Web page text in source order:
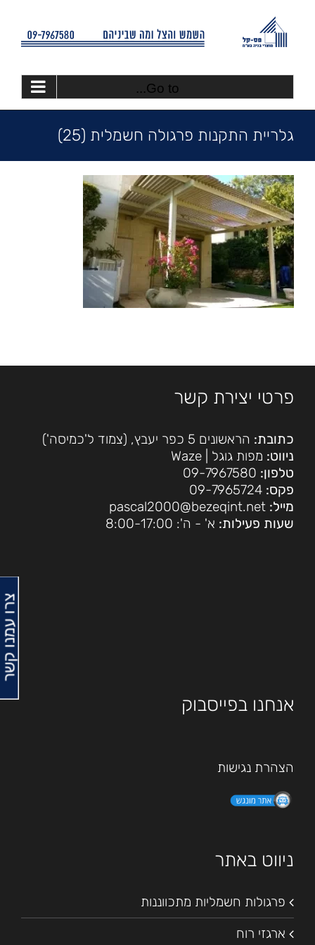
content
Go to...
גלריית התקנות פרגולה חשמלית (25)
פרטי יצירת קשר
כתובת: הראשונים 5 כפר יעבץ, (צמוד ל'כמיסה')
ניווט: מפות גוגל
Waze
טלפון: 09-7967580
פקס:
מייל: pascal2000@bezeqint.net
שעות פעילות: א' - ה': 8:00-17:00
אנחנו בפייסבוק
הצהרת נגישות
ניווט באתר
פרגולות חשמליות מתכווננות
ארגזי רוח
צרו